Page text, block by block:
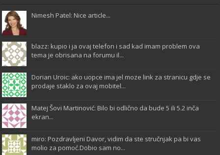
Nimesh Patel: Nice article...
blazz: kupio i ja ovaj telefon i sad kad imam problem ova
tema je obrisana na forumu il...
Dorian Uroic: ako uopce ima jel moze link za stranicu gdje se
prodaje staklo za ovaj mobitel...
Matej Šovi Martinović: Bilo bi odlično da bude 5 ili 5.2 inča
ekran...
miro: Pozdravljeni Davor, vidim da ste stručnjak pa bi vas
molio za pomoć.Dobio sam no...